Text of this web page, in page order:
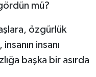
mü?
özgürlük
insanı
başka bir asırda